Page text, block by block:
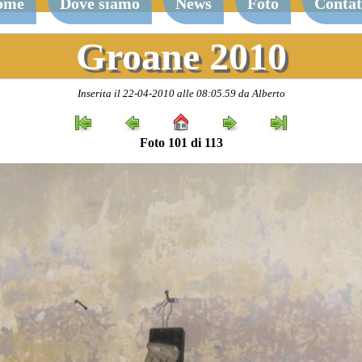
Groane 2010
Inserita il 22-04-2010 alle 08:05.59 da Alberto
Foto 101 di 113